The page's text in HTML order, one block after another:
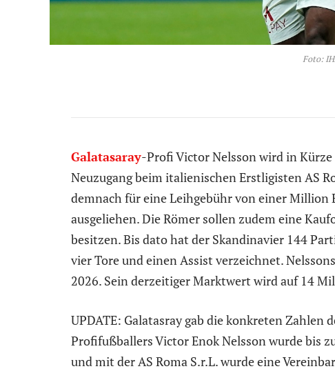
Foto:
Galatasaray-Profi Victor Nelsson wird in
Neuzugang beim italienischen Erstligisten AS
demnach für eine Leihgebühr von einer Million
ausgeliehen. Die Römer sollen zudem eine
besitzen. Bis dato hat der Skandinavier 144
vier Tore und einen Assist verzeichnet.
2026. Sein derzeitiger Marktwert wird auf 14
UPDATE: Galatasray gab die konkreten Zahlen
Profifußballers Victor Enok Nelsson wurde bis
und mit der AS Roma S.r.L. wurde eine